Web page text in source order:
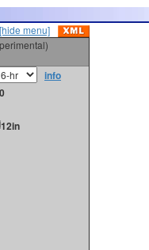
[hide menu]
info
12in